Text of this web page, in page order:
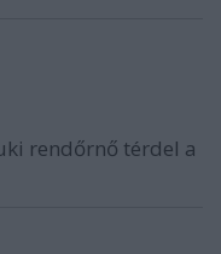
rendőrnő térdel a